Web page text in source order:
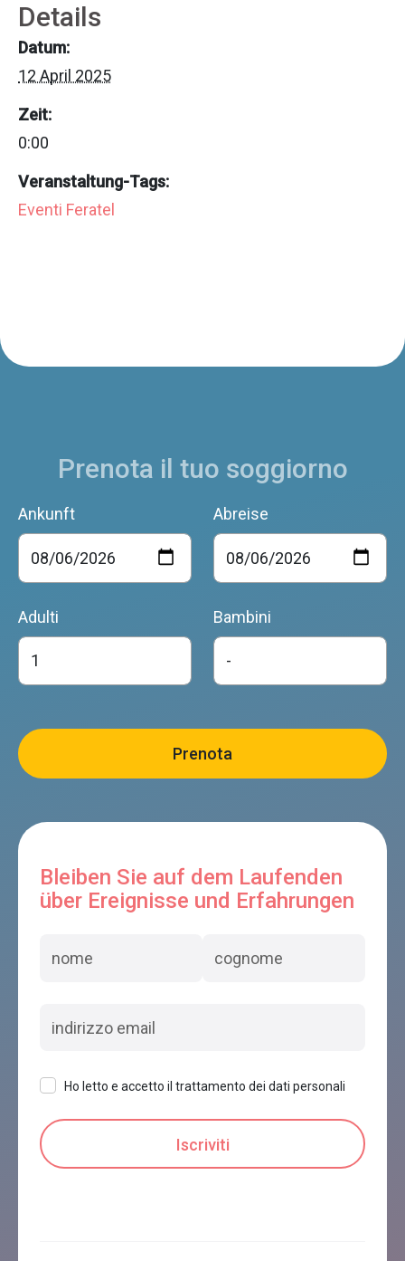
Details
Datum:
12 April 2025
Zeit:
0:00
Veranstaltung-Tags:
Eventi Feratel
Prenota il tuo soggiorno
Ankunft Abreise
Adulti Bambini
Bleiben Sie auf dem Laufenden
über Ereignisse und Erfahrungen
Ho letto e accetto il trattamento dei dati personali